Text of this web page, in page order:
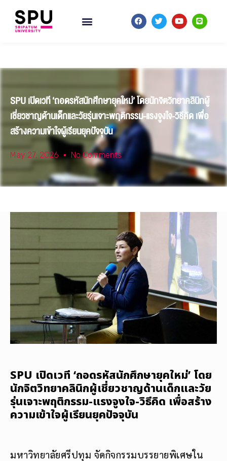
SPU เปิดเวที ‘ถอดรหัสนักศึกษายุคใหม่’ โดยนักจิตวิทยาคลินิกผู้
เชี่ยวชาญด้านเด็กและวัยรุ่นเจาะพฤติกรรม-แรงจูงใจ-วิธีคิด เพื่อ
สร้างความเข้าใจผู้เรียนยุคปัจจุบัน
May 27, 2026 No Comments
SPU เปิดเวที ‘ถอดรหัสนักศึกษายุคใหม่’ โดย
นักจิตวิทยาคลินิกผู้เชี่ยวชาญด้านเด็กและวัย
รุ่นเจาะพฤติกรรม-แรงจูงใจ-วิธีคิด เพื่อสร้าง
ความเข้าใจผู้เรียนยุคปัจจุบัน
มหาวิทยาลัยศรีปทุม จัดกิจกรรมบรรยายพิเศษใน